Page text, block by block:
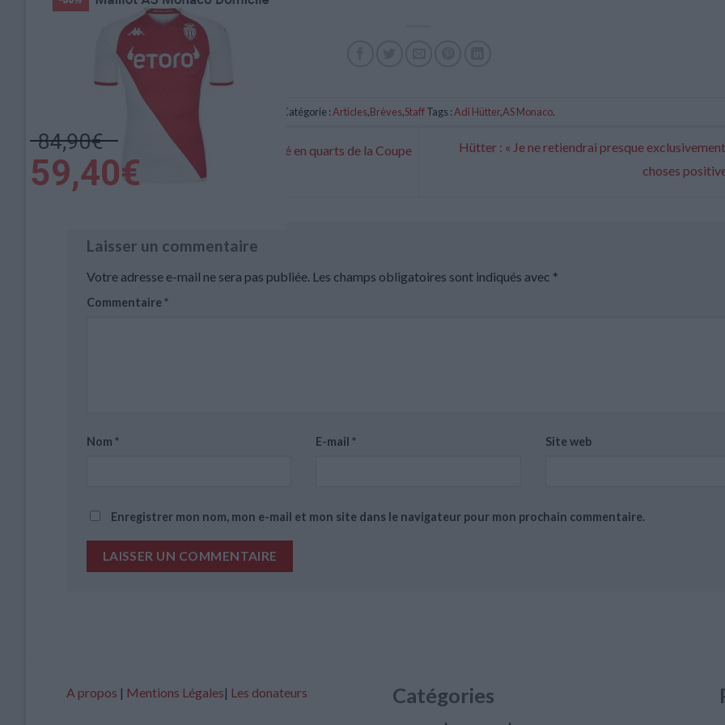
Catégorie :Articles,Brèves,StaffTags :Adi Hütter,AS Monaco.
Benchaouch rejoint Michal et Touré en quarts de la Coupe
du monde U20
Hütter : « Je ne retiendrai presque
choses
Laisser un commentaire
Votre adresse e-mail ne sera pas publiée. Les champs obligatoires sont indiqués avec *
Commentaire*
Nom * E-mail* Site web
Enregistrer mon nom, mon e-mail et mon site dans le navigateur pour mon prochain commentaire.
A propos | Mentions Légales| Les donateurs Catégories